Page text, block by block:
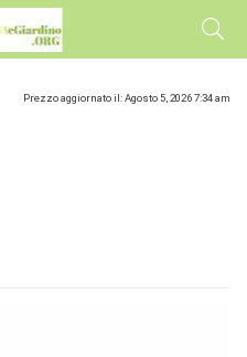
Prezzo aggiornato il: Agosto 5, 2026 7:34 am